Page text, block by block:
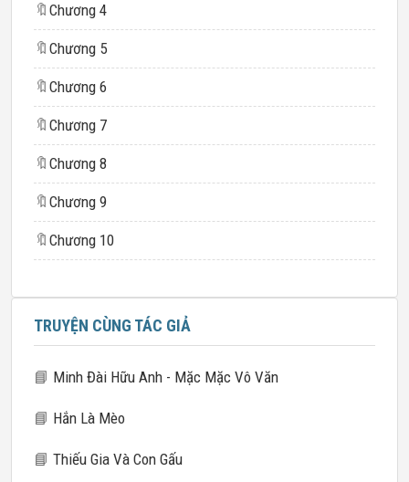
🔖 Chương 4
🔖 Chương 5
🔖 Chương 6
🔖 Chương 7
🔖 Chương 8
🔖 Chương 9
🔖 Chương 10
TRUYỆN CÙNG TÁC GIẢ
📘 Minh Đài Hữu Anh - Mặc Mặc Vô Văn
📘 Hắn Là Mèo
📘 Thiếu Gia Và Con Gấu